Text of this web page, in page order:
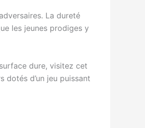
La dureté
les jeunes prodiges y
dure, visitez cet
dotés d’un jeu puissant